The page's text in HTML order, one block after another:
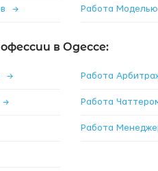
→ Работа
в Одессе:
→ Работа
→ Работа
Работа